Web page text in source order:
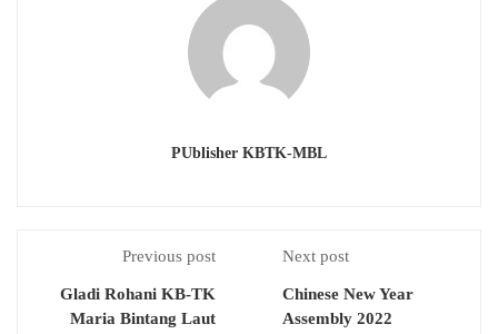
PUblisher KBTK-MBL
Previous post
Gladi Rohani KB-TK
Maria Bintang Laut
Next post
Chinese New Year
Assembly 2022